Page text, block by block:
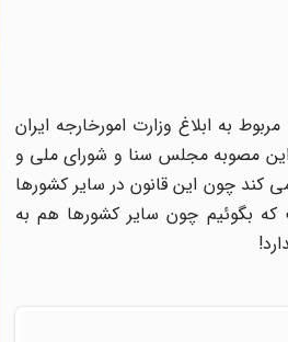
به ابلاغ وزارت امورخارجه ایران
این مصوبه مجلس سنا و شورای ملی و
کند چون این قانون در سایر کشورها
بگوئیم چون سایر کشورها هم به